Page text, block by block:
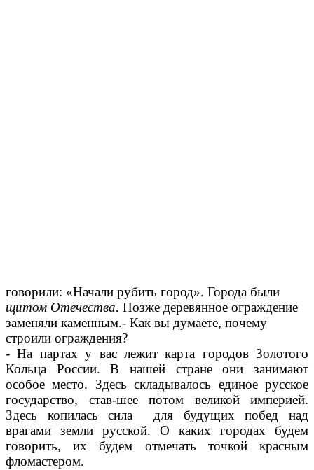
говорили: «Начали рубить город». Города были
щитом Отечества. Позже деревянное ограждение
заменяли каменным.- Как вы думаете, почему
строили ограждения?
- На партах у вас лежит карта городов Золотого
Кольца России. В нашей стране они занимают
особое место. Здесь складывалось единое русское
государство, став-шее потом великой империей.
Здесь копилась сила для будущих побед над
врагами земли русской. О каких городах будем
говорить, их будем отмечать точкой красным
фломастером.